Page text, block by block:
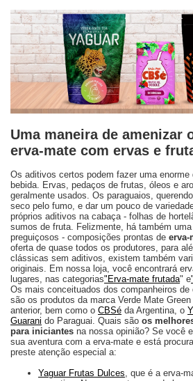
Uma maneira de amenizar
erva-mate com ervas e
Os aditivos certos podem fazer uma enorme
bebida. Ervas, pedaços de frutas, óleos e
geralmente usados. Os paraguaios,
seco pelo fumo, e dar um pouco de
próprios aditivos na cabaça - folhas de
sumos de fruta. Felizmente, há também
preguiçosos - composições prontas de erva-
oferta de quase todos os produtores, para
clássicas sem aditivos, existem também
originais. Em nossa loja, você encontrará
lugares, nas categorias"Erva-mate frutada" e
Os mais conceituados dos companheiros de
são os produtos da marca Verde Mate
anterior, bem como o CBSé da Argentina, o
Guarani do Paraguai. Quais são os
para iniciantes na nossa opinião? Se você
sua aventura com a erva-mate e está
preste atenção especial a:
Yaguar Frutas Dulces , que é a erva-